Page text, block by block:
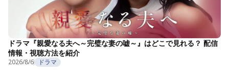
ドラマ『親愛なる夫へ～完璧な妻の嘘～』はどこで見れる？ 配信
情報・視聴方法を紹介
2026/8/6 ドラマ